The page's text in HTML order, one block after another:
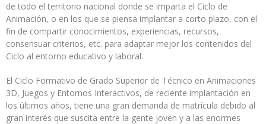
de todo el territorio nacional donde se imparta el Ciclo de
Animación, o en los que se piensa implantar a corto plazo, con el
fin de compartir conocimientos, experiencias, recursos,
consensuar criterios, etc. para adaptar mejor los contenidos del
Ciclo al entorno educativo y laboral.
El Ciclo Formativo de Grado Superior de Técnico en Animaciones
3D, Juegos y Entornos Interactivos, de reciente implantación en
los últimos años, tiene una gran demanda de matrícula debido al
gran interés que suscita entre la gente joven y a las enormes